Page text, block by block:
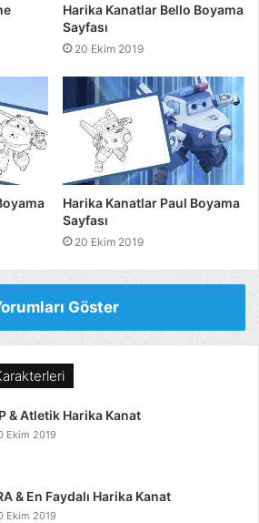
Harika Kanatlar Bello Boyama
Sayfası
20 Ekim 2019
Harika Kanatlar Paul Boyama
Sayfası
20 Ekim 2019
Göster
& Atletik Harika Kanat
Ekim 2019
& En Faydalı Harika Kanat
Ekim 2019